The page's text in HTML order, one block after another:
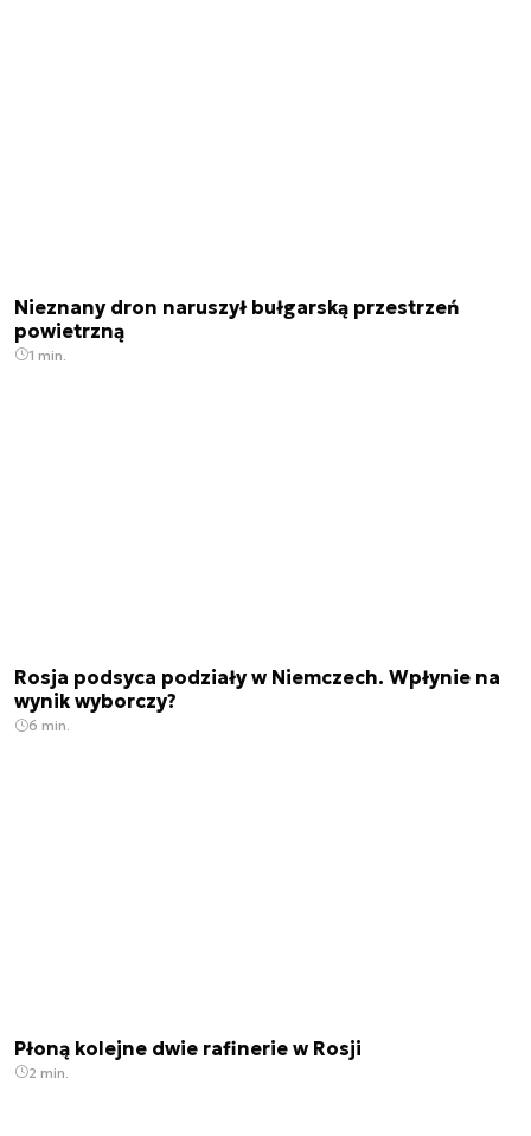
Nieznany dron naruszył bułgarską przestrzeń
powietrzną
1 min.
Rosja podsyca podziały w Niemczech. Wpłynie na
wynik wyborczy?
6 min.
Płoną kolejne dwie rafinerie w Rosji
2 min.